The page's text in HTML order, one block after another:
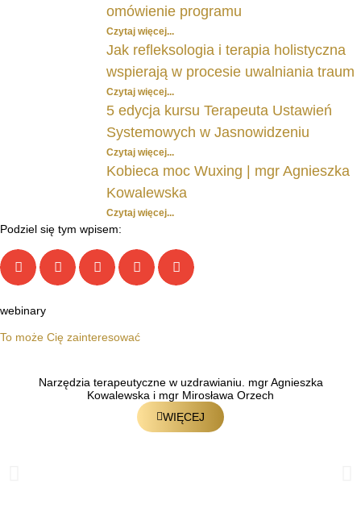
omówienie programu
Czytaj więcej...
Jak refleksologia i terapia holistyczna
wspierają w procesie uwalniania traum
Czytaj więcej...
5 edycja kursu Terapeuta Ustawień
Systemowych w Jasnowidzeniu
Czytaj więcej...
Kobieca moc Wuxing | mgr Agnieszka
Kowalewska
Czytaj więcej...
Podziel się tym wpisem:
webinary
To może Cię zainteresować
Narzędzia terapeutyczne w uzdrawianiu. mgr Agnieszka
Kowalewska i mgr Mirosława Orzech
WIĘCEJ